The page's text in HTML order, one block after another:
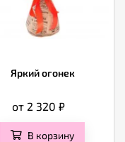
Яркий огонек
от 2 320 ₽
В корзину